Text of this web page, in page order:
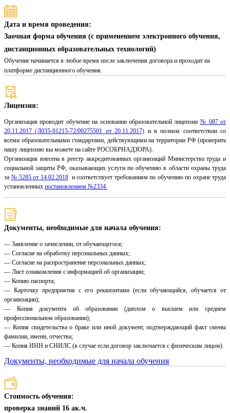
Дата и время проведения:
Заочная форма обучения (с применением электронного обучения,
дистанционных образовательных технологий)
Обучение начинается в любое время после заключения договора и проходит на
платформе дистанционного обучения.
Лицензия:
Организация проводит обучение на основании образовательной лицензии № 087 от
20.11.2017 (Л035-01215-72/00275501 от 20.11.2017) и в полном соответствии со
всеми образовательными стандартами, действующими на территории РФ (проверить
нашу лицензию вы можете на сайте РОСОБРНАДЗОРА).
Организация внесена в реестр аккредитованных организаций Министерства труда и
социальной защиты РФ, оказывающих услуги по обучению в области охраны труда
за № 5285 от 14.02.2018и соответствует требованиям по обучению по охране труда
установленных постановлением №2334.
Документы, необходимые для начала обучения:
— Заявление о зачислении, от обучающегося;
— Согласие на обработку персональных данных;
— Согласие на распространение персональных данных;
— Лист ознакомления с информацией об организации;
— Копию паспорта;
— Карточку предприятия с его реквизитами (если обучающийся, обучается от
организации);
— Копия документа об образовании (диплом о высшем или среднем
профессиональном образовании);
— Копия свидетельства о браке или иной документ, подтверждающий факт смены
фамилии, имени, отчества;
— Копия ИНН и СНИЛС (в случае если договор заключается с физическим лицом).
Документы, необходимые для начала обучения
Стоимость обучения:
проверка знаний 16 ак.ч.